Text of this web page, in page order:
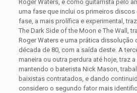
Roger Waters, e como guitarrista pelo
uma fase que inclui os primeiros discos
fase, a mais prolífica e experimental,
The Dark Side of the Moon e The Wall,
Roger Waters e uma prática dissolução
década de 80, com a saída deste. A
maneira ou outra perdura até hoje, traz
mantendo o baterista Nick Mason,
baixistas contratados, e dando
considero o segundo fator mais